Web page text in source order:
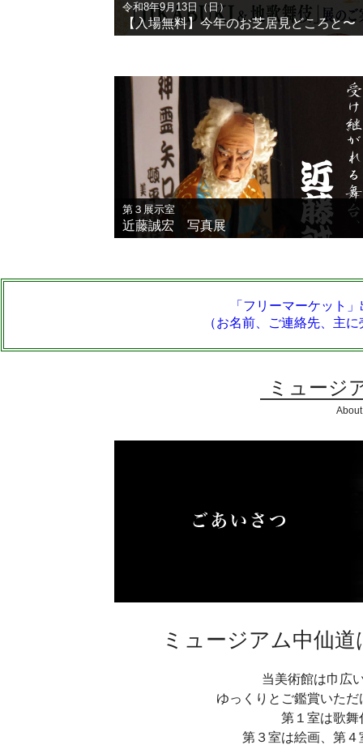
令和8年9月13日（日）
【入場無料】今年のお芝居見どころと〜
第３展示室
近藤誠宏 写真展
「フリーマーケット
（お名前、ご連絡先、主
ミュージ
ミュージアム中仙
当美術館は巾広
ゆっくりとご鑑賞いた
第１室は歌舞
第３室は絵画、第